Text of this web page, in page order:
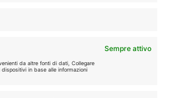
Sempre attivo
da altre fonti di dati, Collegare
in base alle informazioni
ai rispettivi proprietari. Le offerte
variazioni: verifica sempre le condizioni